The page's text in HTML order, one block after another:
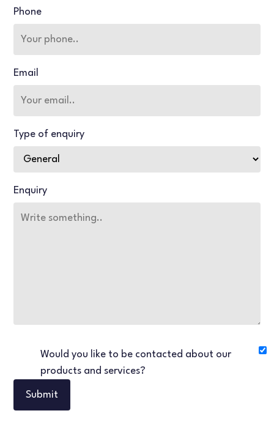
Phone
Email
Type of enquiry
Enquiry
Would you like to be contacted about our
products and services?